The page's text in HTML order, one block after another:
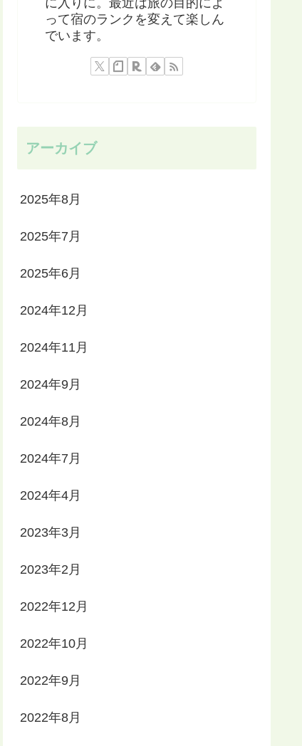
に入りに。最近は旅の目的によ
って宿のランクを変えて楽しん
でいます。
アーカイブ
2025年8月
2025年7月
2025年6月
2024年12月
2024年11月
2024年9月
2024年8月
2024年7月
2024年4月
2023年3月
2023年2月
2022年12月
2022年10月
2022年9月
2022年8月